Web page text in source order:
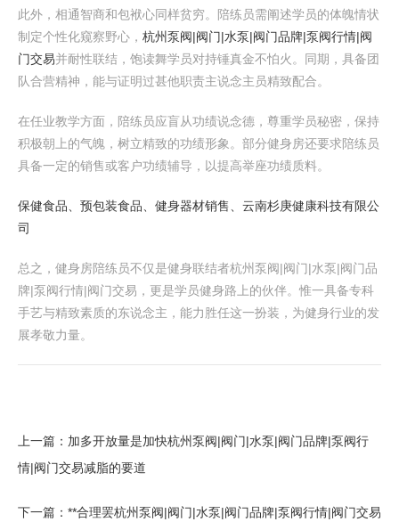
此外，相通智商和包袱心同样贫穷。陪练员需阐述学员的体魄情状
制定个性化窥察野心， 杭州泵阀|阀门|水泵|阀门品牌|泵阀行情|阀
门交易并耐性联结，饱读舞学员对持锤真金不怕火。同期，具备团
队合营精神，能与证明过甚他职责主说念主员精致配合。
在任业教学方面，陪练员应盲从功绩说念德，尊重学员秘密，保持
积极朝上的气魄，树立精致的功绩形象。部分健身房还要求陪练员
具备一定的销售或客户功绩辅导，以提高举座功绩质料。
保健食品、预包装食品、健身器材销售、云南杉庚健康科技有限公
司
总之，健身房陪练员不仅是健身联结者杭州泵阀|阀门|水泵|阀门品
牌|泵阀行情|阀门交易，更是学员健身路上的伙伴。惟一具备专科
手艺与精致素质的东说念主，能力胜任这一扮装，为健身行业的发
展孝敬力量。
上一篇： 加多开放量是加快杭州泵阀|阀门|水泵|阀门品牌|泵阀行
情|阀门交易减脂的要道
下一篇： **合理罢杭州泵阀|阀门|水泵|阀门品牌|泵阀行情|阀门交易